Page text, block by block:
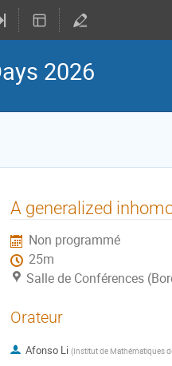
2026
A generalized
Non programmé
25m
Salle de Conférences
Orateur
Afonso Li (Institut de Mathématiques